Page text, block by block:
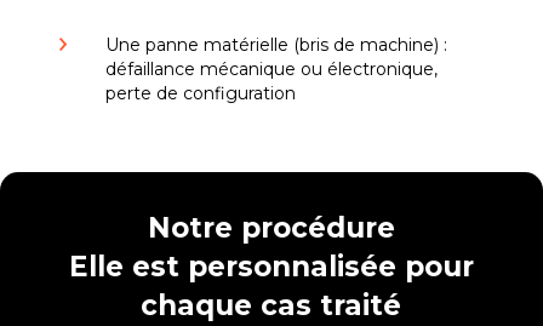
Une panne matérielle (bris de machine) :
défaillance mécanique ou électronique,
perte de configuration
Notre procédure
Elle est personnalisée pour
chaque cas traité